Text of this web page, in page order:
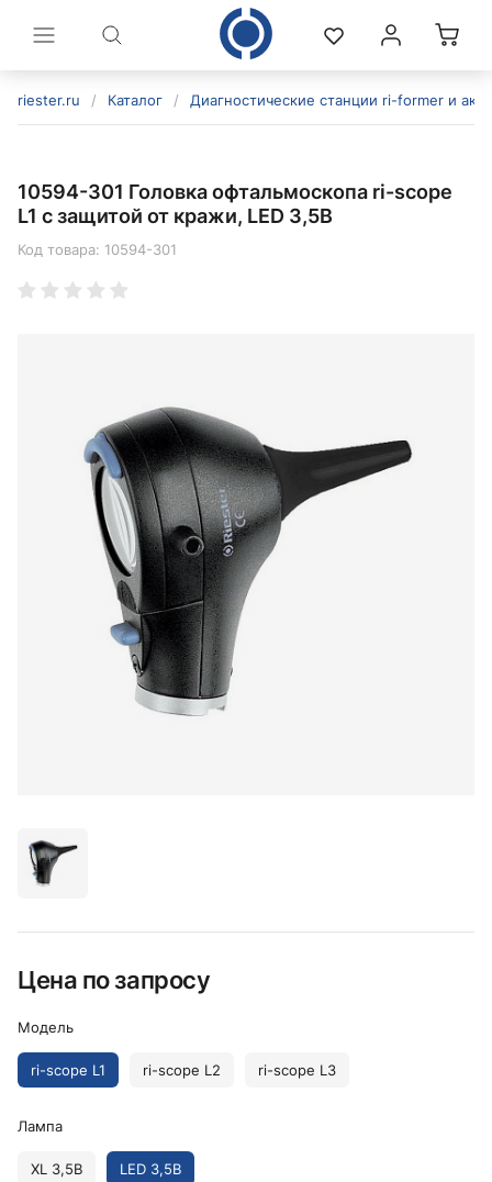
riester.ru / Каталог / Диагностические станции ri-former и
10594-301 Головка офтальмоскопа ri-scope
L1 с защитой от кражи, LED 3,5B
Код товара: 10594-301
Цена по запросу
Модель
ri-scope L1 ri-scope L2 ri-scope L3
Лампа
XL 3,5В LED 3,5В